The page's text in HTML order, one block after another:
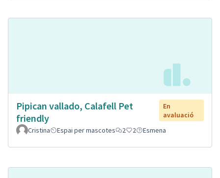
Pipican vallado, Calafell Pet
friendly
En
avaluació
Cristina
Espai per mascotes 2 2 Esmena